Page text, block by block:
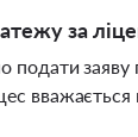
за
подати